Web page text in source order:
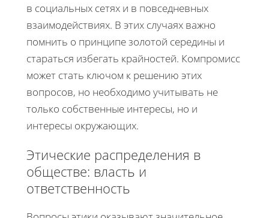
в социальных сетях и в повседневных
взаимодействиях. В этих случаях важно
помнить о принципе золотой середины и
стараться избегать крайностей. Компромисс
может стать ключом к решению этих
вопросов, но необходимо учитывать не
только собственные интересы, но и
интересы окружающих.
Этические распределения в
обществе: власть и
ответственность